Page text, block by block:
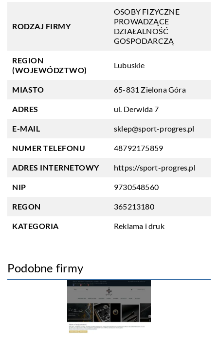
RODZAJ FIRMY
OSOBY FIZYCZNE
PROWADZĄCE
DZIAŁALNOŚĆ
GOSPODARCZĄ
REGION
(WOJEWÓDZTWO)
Lubuskie
MIASTO 65-831 Zielona Góra
ADRES ul. Derwida 7
E-MAIL sklep@sport-progres.pl
NUMER TELEFONU 48792175859
ADRES INTERNETOWY https://sport-progres.pl
NIP 9730548560
REGON 365213180
KATEGORIA Reklama i druk
Podobne firmy